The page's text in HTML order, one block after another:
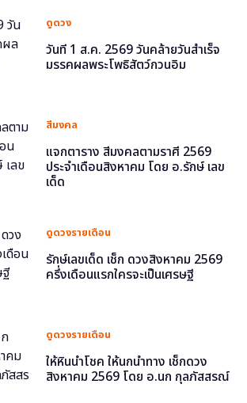
ดูดวง
วันที่ 1 ส.ค. 2569 วันคล้ายวันสำเร็จ
มรรคผลพระโพธิสัตว์กวนอิม
สีมงคล
แจกตาราง สีมงคลตามราศี 2569
ประจำเดือนสิงหาคม โดย อ.รักษ์ เลข
เด็ด
ดูดวงรายเดือน
รักษ์เลขเด็ด เช็ก ดวงสิงหาคม 2569
ครึ่งเดือนแรกใครจะเป็นเศรษฐี
ดูดวงรายเดือน
ให้หินนำโชค ให้นกนำทาง เช็กดวง
สิงหาคม 2569 โดย อ.นก กุลภัสสรณ์